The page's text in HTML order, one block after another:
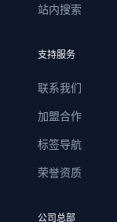
站内搜索
支持服务
联系我们
加盟合作
标签导航
荣誉资质
公司总部